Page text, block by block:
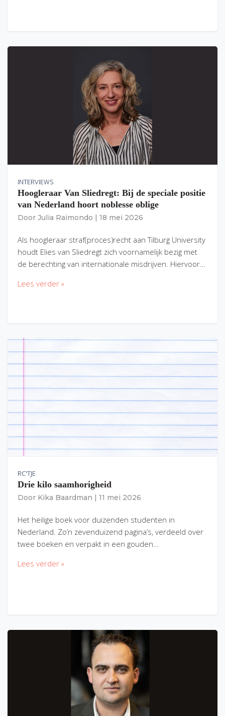
INTERVIEWS
Hoogleraar Van Sliedregt: Bij de speciale positie
van Nederland hoort noblesse oblige
Door Julia Raimondo 18 mei 2026
Als hoogleraar straf(proces)recht aan Tilburg University
houdt Elies van Sliedregt zich voornamelijk bezig met
de berechting van internationale misdrijven. Hiervoor…
Lees verder »
RC'TJE
Drie kilo saamhorigheid
Door Kika Baardman 11 mei 2026
Het heilige boek voor duizenden studenten in
Nederland. Zo’n zevenduizend pagina’s, verdeeld over
twee boeken en verpakt in een gouden…
Lees verder »